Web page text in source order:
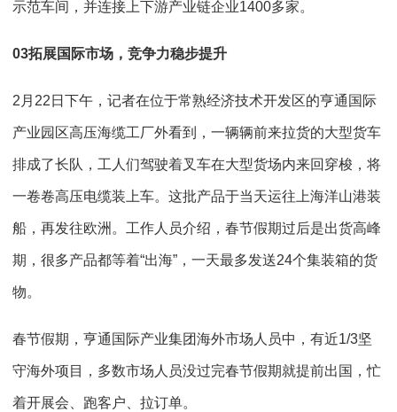
示范车间，并连接上下游产业链企业1400多家。
03拓展国际市场，竞争力稳步提升
2月22日下午，记者在位于常熟经济技术开发区的亨通国际
产业园区高压海缆工厂外看到，一辆辆前来拉货的大型货车
排成了长队，工人们驾驶着叉车在大型货场内来回穿梭，将
一卷卷高压电缆装上车。这批产品于当天运往上海洋山港装
船，再发往欧洲。工作人员介绍，春节假期过后是出货高峰
期，很多产品都等着“出海”，一天最多发送24个集装箱的货
物。
春节假期，亨通国际产业集团海外市场人员中，有近1/3坚
守海外项目，多数市场人员没过完春节假期就提前出国，忙
着开展会、跑客户、拉订单。